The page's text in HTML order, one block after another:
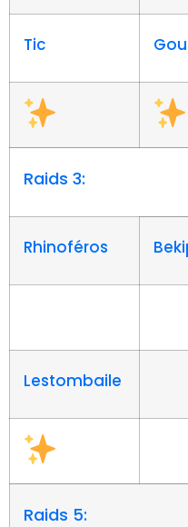
Tic
Raids 3:
Rhinoféros
Lestombaile
Raids 5: